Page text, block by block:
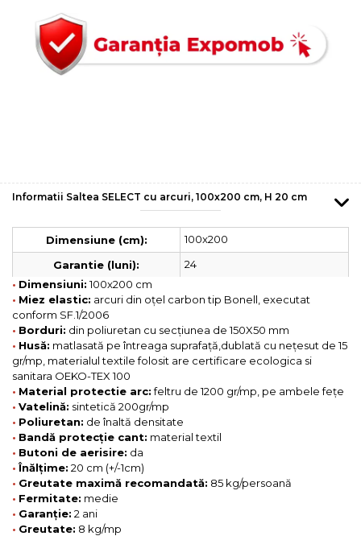
Informatii Saltea SELECT cu arcuri, 100x200 cm, H 20 cm
Dimensiune (cm):
100x200
Garantie (luni):
24
• Dimensiuni:100x200 cm
• Miez elastic: arcuri din oțel carbon tip Bonell, executat
conform SF.1/2006
• Borduri: din poliuretan cu secțiunea de 150X50 mm
• Husă: matlasată pe întreaga suprafață,dublată cu nețesut de 15
gr/mp, materialul textile folosit are certificare ecologica si
sanitara OEKO-TEX 100
• Material protectie arc:feltru de 1200 gr/mp, pe ambele fețe
• Vatelină: sintetică 200gr/mp
• Poliuretan: de înaltă densitate
• Bandă protecție cant: material textil
• Butoni de aerisire: da
• Înălțime: 20 cm (+/-1cm)
• Greutate maximă recomandată: 85 kg/persoană
• Fermitate: medie
• Garanție: 2 ani
• Greutate: 8 kg/mp